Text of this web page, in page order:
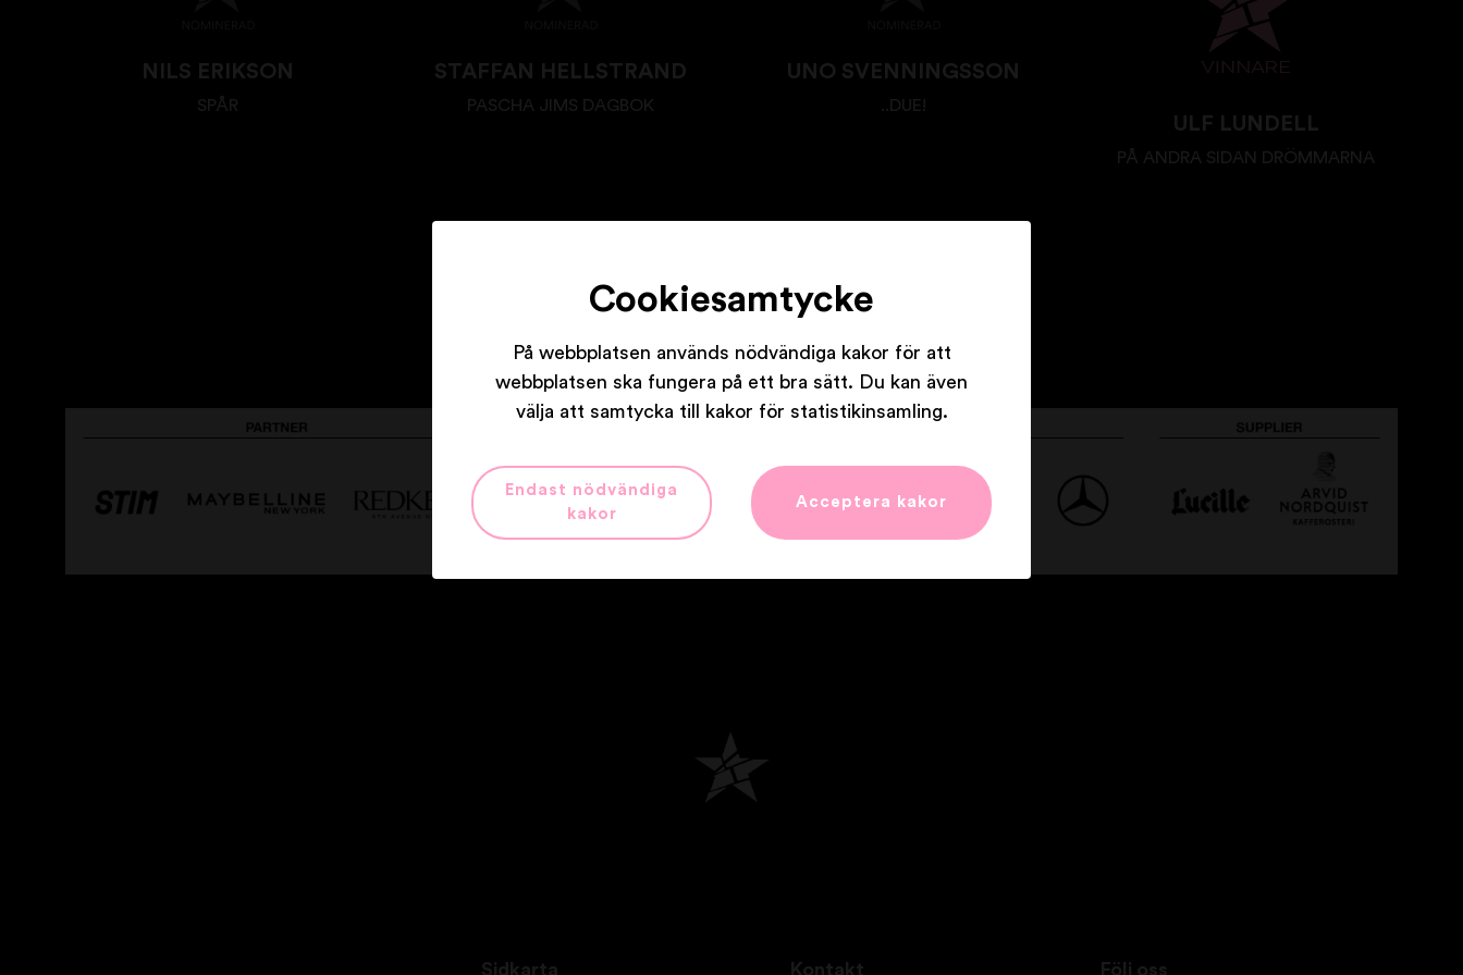
NILS ERIKSON
SPÅR
STAFFAN HELLSTRAND
PASCHA JIMS DAGBOK
UNO SVENNINGSSON
..DUE!
ULF LUNDELL
PÅ ANDRA SIDAN DRÖMMARNA
Våra partners
Sidkarta Kontakt Följ oss
Cookiesamtycke
På webbplatsen används nödvändiga kakor för att
webbplatsen ska fungera på ett bra sätt. Du kan även
välja att samtycka till kakor för statistikinsamling.
Endast nödvändiga
kakor
Acceptera kakor